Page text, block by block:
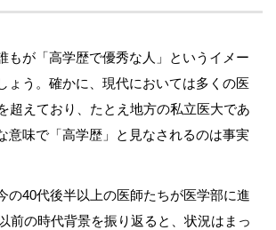
もが「高学歴で優秀な人」というイメー
ょう。確かに、現代においては多くの医
超えており、たとえ地方の私立医大であ
意味で「高学歴」と見なされるのは事実
の40代後半以上の医師たちが医学部に進
前の時代背景を振り返ると、状況はまっ